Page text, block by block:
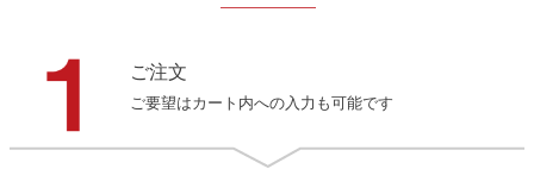
ご注文
ご要望はカート内への入力も可能です